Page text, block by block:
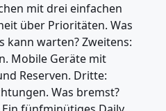
mit drei einfachen
über Prioritäten. Was
kann warten? Zweitens:
Mobile Geräte mit
Reserven. Dritte:
Was bremst?